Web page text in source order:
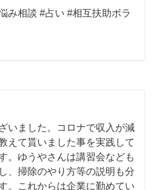
み相談 #占い #相互扶助ボラ
いました。コロナで収入が減
えて貰いました事を実践して
。ゆうやさんは講習会なども
、掃除のやり方等の説明も分
。これからは企業に勤めてい